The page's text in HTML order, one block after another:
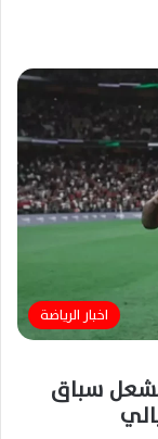
اخبار الرياضة
سباق